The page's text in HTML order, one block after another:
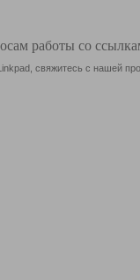
работы со
свяжитесь с нашей